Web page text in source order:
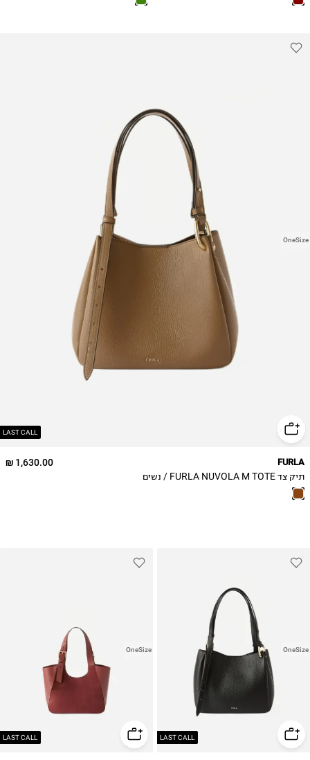
LAST CALL
OneSize
1,630.00 ₪ FURLA
תיק צד FURLA NUVOLA M TOTE / נשים
LAST CALL
OneSize
LAST CALL
OneSize